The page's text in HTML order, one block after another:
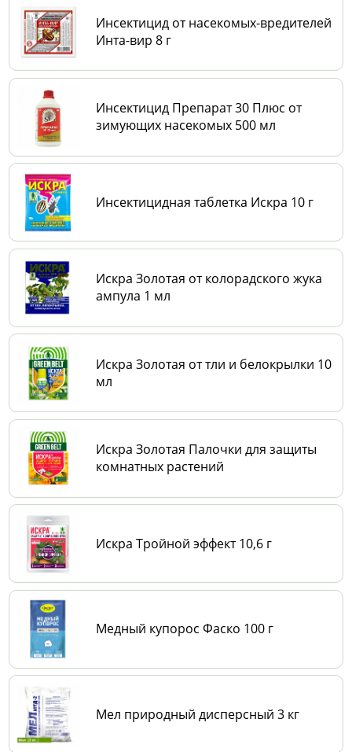
Инсектицид от насекомых-вредителей
Инта-вир 8 г
Инсектицид Препарат 30 Плюс от
зимующих насекомых 500 мл
Инсектицидная таблетка Искра 10 г
Искра Золотая от колорадского жука
ампула 1 мл
Искра Золотая от тли и белокрылки 10
мл
Искра Золотая Палочки для защиты
комнатных растений
Искра Тройной эффект 10,6 г
Медный купорос Фаско 100 г
Мел природный дисперсный 3 кг